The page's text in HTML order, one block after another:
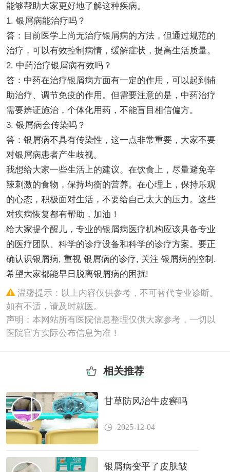
能够帮助大家更好地了解这种疾病。
1. 银屑病能治疗吗？
答：目前医学上尚无治疗银屑病的方法，但通过规范的
治疗，可以有效控制病情，缓解症状，提高生活质量。
2. 中药治疗银屑病有效吗？
答：中药在治疗银屑病方面有一定的作用，可以起到辅
助治疗、调节免疫的作用。但需要注意的是，中药治疗
需要辨证施治，个体化用药，不能盲目相信偏方。
3. 银屑病会传染吗？
答：银屑病不具有传染性，这一点非常重要，大家不要
对银屑病患者产生歧视。
我想给大家一些生活上的建议。在饮食上，尽量避免辛
辣刺激的食物，保持均衡的营养。在心理上，保持乐观
的心态，积极面对生活，不要给自己太大的压力。这些
对疾病恢复都有帮助，加油！
给大家提个醒儿，专业的银屑病医疗机构应该具备专业
的医疗团队、科学的诊疗设备和科学的诊疗方案。要正
确认识银屑病, 重视 银屑病的诊疗, 关注 银屑病的控制.
希望大家都能早日脱离银屑病的困扰!
温馨提示：以上内容仅供参考，不可替代专业诊断。
如有不适，请及时就医。
声明：本网站所有医院信息整理仅供大家参考，一切以
医院官方实际公布信息为准！
相关推荐
甘草防风治牛皮癣吗
2025-12-04
银屑病变平了皮肤皱